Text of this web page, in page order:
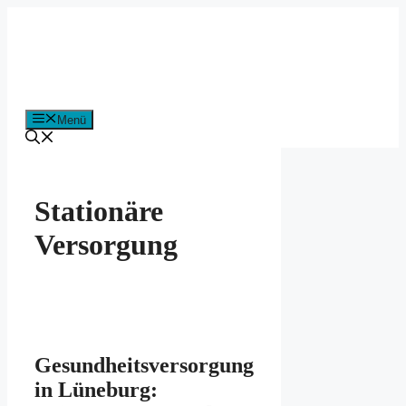
Menü
Stationäre
Versorgung
Gesundheitsversorgung
in Lüneburg: